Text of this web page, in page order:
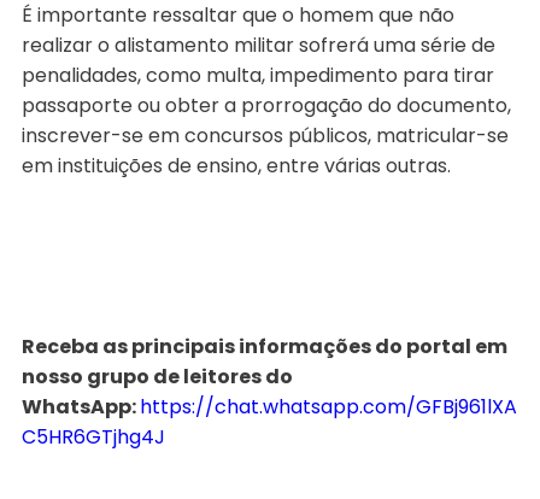
É importante ressaltar que o homem que não
realizar o alistamento militar sofrerá uma série de
penalidades, como multa, impedimento para tirar
passaporte ou obter a prorrogação do documento,
inscrever-se em concursos públicos, matricular-se
em instituições de ensino, entre várias outras.
Receba as principais informações do portal em
nosso grupo de leitores do
WhatsApp:https://chat.whatsapp.com/GFBj961lXA
C5HR6GTjhg4J